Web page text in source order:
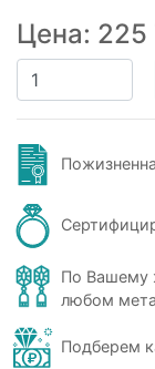
Цена: 225
По Вашему
любом
Подберем